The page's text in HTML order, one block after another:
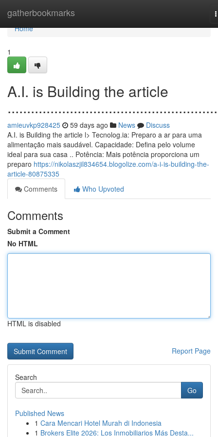
gatherbookmarks
Home
Home
1
A.I. is Building the article
amieuvkp928425 59 days ago News
Discuss
A.I. is Building the article l> Tecnolog.ia: Preparo a ar para uma
alimentação mais saudável. Capacidade: Defina pelo volume
ideal para sua casa .. Potência: Mais potência proporciona um
preparo https://nikolaszjil834654.blogolize.com/a-i-is-building-the-
article-80875335
Comments
Who Upvoted
Comments
Submit a Comment
No HTML
HTML is disabled
Report Page
Search
Go
Published News
1 Cara Mencari Hotel Murah di Indonesia
1 Brokers Elite 2026: Los Inmobiliarios Más Desta...